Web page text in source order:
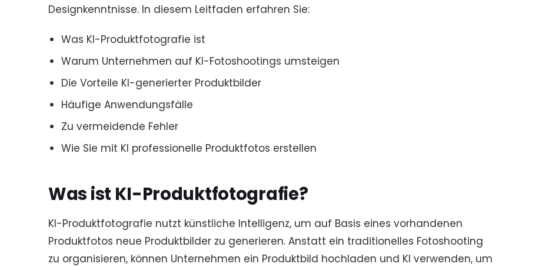
Designkenntnisse. In diesem Leitfaden erfahren Sie:
Was KI-Produktfotografie ist
Warum Unternehmen auf KI-Fotoshootings umsteigen
Die Vorteile KI-generierter Produktbilder
Häufige Anwendungsfälle
Zu vermeidende Fehler
Wie Sie mit KI professionelle Produktfotos erstellen
Was ist KI-Produktfotografie?
KI-Produktfotografie nutzt künstliche Intelligenz, um auf Basis eines vorhandenen
Produktfotos neue Produktbilder zu generieren. Anstatt ein traditionelles Fotoshooting
zu organisieren, können Unternehmen ein Produktbild hochladen und KI verwenden, um